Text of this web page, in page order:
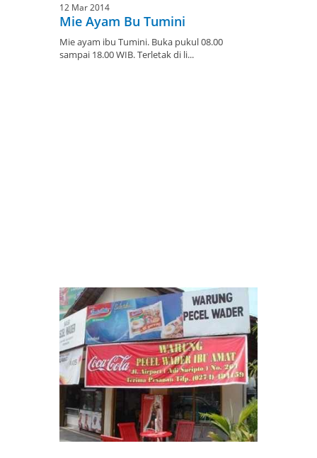
12 Mar 2014
Mie Ayam Bu Tumini
Mie ayam ibu Tumini. Buka pukul 08.00
sampai 18.00 WIB. Terletak di li...